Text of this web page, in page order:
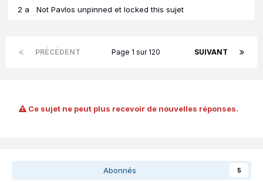
2 a Not Pavlos unpinned et locked this sujet
PRÉCÉDENT SUIVANT
Page 1 sur 120
Ce sujet ne peut plus recevoir de nouvelles réponses.
Abonnés 5